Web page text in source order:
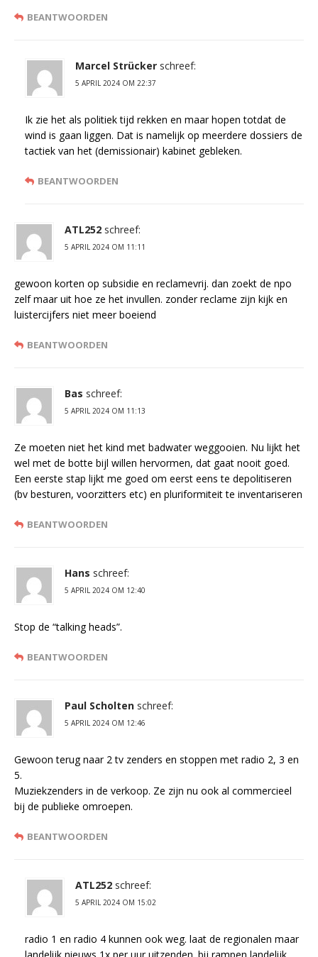
BEANTWOORDEN
Marcel Strücker schreef:
5 APRIL 2024 OM 22:37
Ik zie het als politiek tijd rekken en maar hopen totdat de
wind is gaan liggen. Dat is namelijk op meerdere dossiers de
tactiek van het (demissionair) kabinet gebleken.
BEANTWOORDEN
ATL252 schreef:
5 APRIL 2024 OM 11:11
gewoon korten op subsidie en reclamevrij. dan zoekt de npo
zelf maar uit hoe ze het invullen. zonder reclame zijn kijk en
luistercijfers niet meer boeiend
BEANTWOORDEN
Bas schreef:
5 APRIL 2024 OM 11:13
Ze moeten niet het kind met badwater weggooien. Nu lijkt het
wel met de botte bijl willen hervormen, dat gaat nooit goed.
Een eerste stap lijkt me goed om eerst eens te depolitiseren
(bv besturen, voorzitters etc) en pluriformiteit te inventariseren
BEANTWOORDEN
Hans schreef:
5 APRIL 2024 OM 12:40
Stop de “talking heads”.
BEANTWOORDEN
Paul Scholten schreef:
5 APRIL 2024 OM 12:46
Gewoon terug naar 2 tv zenders en stoppen met radio 2, 3 en
5.
Muziekzenders in de verkoop. Ze zijn nu ook al commercieel
bij de publieke omroepen.
BEANTWOORDEN
ATL252 schreef:
5 APRIL 2024 OM 15:02
radio 1 en radio 4 kunnen ook weg. laat de regionalen maar